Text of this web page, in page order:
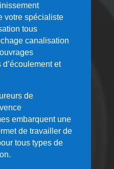
votre spécialiste
tous
canalisation
et
de
embarquent une
de travailler de
tous types de